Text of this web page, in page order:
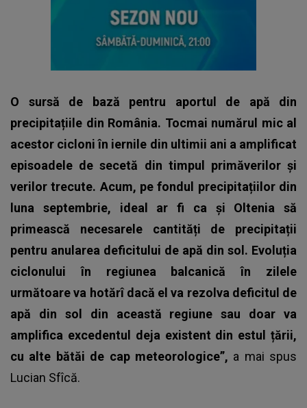
O sursă de bază pentru aportul de apă din
precipitațiile din România. Tocmai numărul mic al
acestor cicloni în iernile din ultimii ani a amplificat
episoadele de secetă din timpul primăverilor și
verilor trecute. Acum, pe fondul precipitațiilor din
luna septembrie, ideal ar fi ca și Oltenia să
primească necesarele cantități de precipitații
pentru anularea deficitului de apă din sol. Evoluția
ciclonului în regiunea balcanică în zilele
următoare va hotărî dacă el va rezolva deficitul de
apă din sol din această regiune sau doar va
amplifica excedentul deja existent din estul țării,
cu alte bătăi de cap meteorologice”, a mai spus
Lucian Sfîcă.